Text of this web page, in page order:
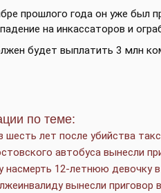
прошлого года он уже был
на инкассаторов и
будет выплатить 3 млн
по теме:
шесть лет после убийства
автобуса вынесли
насмерть 12-летнюю девочку
вынесли приговор